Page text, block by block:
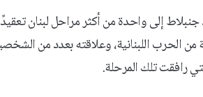
إلى واحدة من أكثر مراحل لبنان
اللبنانية، وعلاقته بعدد من
رافقت تلك المرحلة.